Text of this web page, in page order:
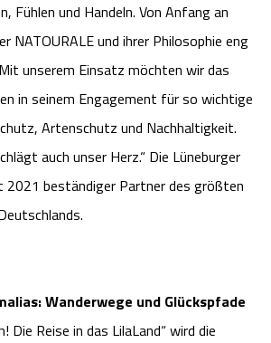
Fühlen und Handeln. Von Anfang an
NATOURALE und ihrer Philosophie eng
unserem Einsatz möchten wir das
in seinem Engagement für so wichtige
Artenschutz und Nachhaltigkeit.
auch unser Herz.“ Die Lüneburger
2021 beständiger Partner des größten
Wanderwege und Glückspfade
Die Reise in das LilaLand“ wird die